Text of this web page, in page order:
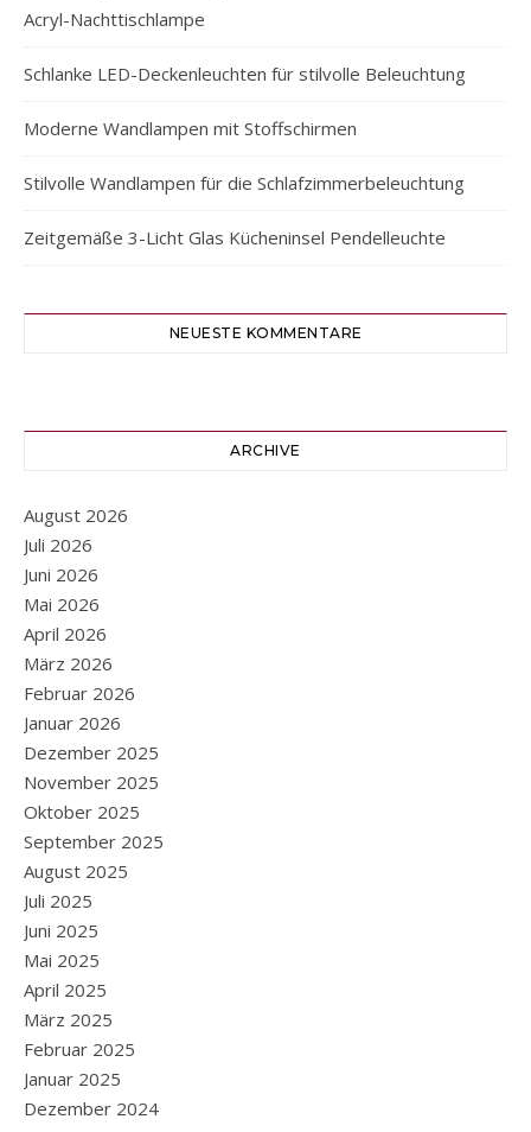
Acryl-Nachttischlampe
Schlanke LED-Deckenleuchten für stilvolle Beleuchtung
Moderne Wandlampen mit Stoffschirmen
Stilvolle Wandlampen für die Schlafzimmerbeleuchtung
Zeitgemäße 3-Licht Glas Kücheninsel Pendelleuchte
NEUESTE KOMMENTARE
ARCHIVE
August 2026
Juli 2026
Juni 2026
Mai 2026
April 2026
März 2026
Februar 2026
Januar 2026
Dezember 2025
November 2025
Oktober 2025
September 2025
August 2025
Juli 2025
Juni 2025
Mai 2025
April 2025
März 2025
Februar 2025
Januar 2025
Dezember 2024